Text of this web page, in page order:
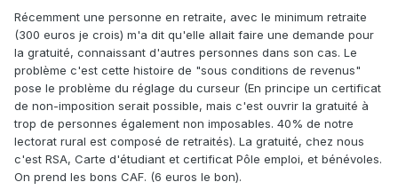
Récemment une personne en retraite, avec le minimum retraite
(300 euros je crois) m'a dit qu'elle allait faire une demande pour
la gratuité, connaissant d'autres personnes dans son cas. Le
problème c'est cette histoire de "sous conditions de revenus"
pose le problème du réglage du curseur (En principe un certificat
de non-imposition serait possible, mais c'est ouvrir la gratuité à
trop de personnes également non imposables. 40% de notre
lectorat rural est composé de retraités). La gratuité, chez nous
c'est RSA, Carte d'étudiant et certificat Pôle emploi, et bénévoles.
On prend les bons CAF. (6 euros le bon).